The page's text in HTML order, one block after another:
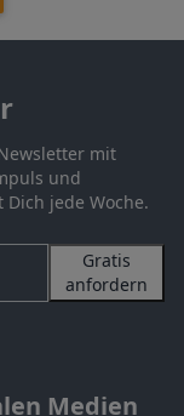
mit
und
jede Woche.
Gratis
anfordern
Medien